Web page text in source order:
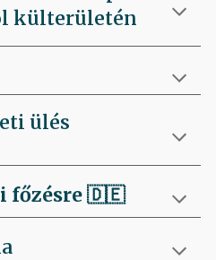
külterületén
ülés
főzésre🇩🇪